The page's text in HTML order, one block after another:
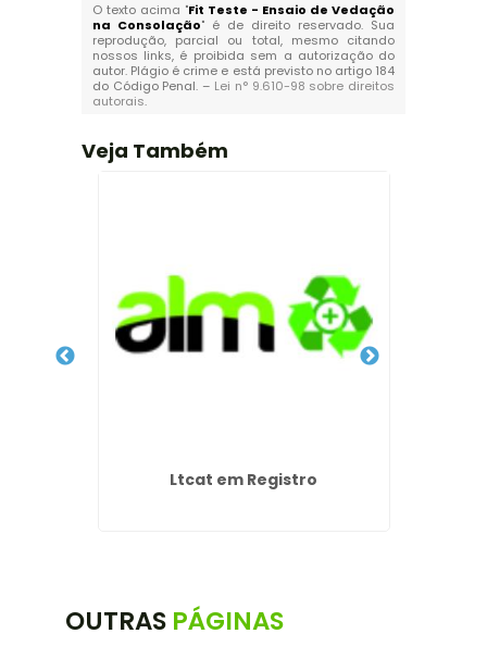
O texto acima "Fit Teste - Ensaio de Vedação
na Consolação" é de direito reservado. Sua
reprodução, parcial ou total, mesmo citando
nossos links, é proibida sem a autorização do
autor. Plágio é crime e está previsto no artigo 184
do Código Penal. – Lei n° 9.610-98 sobre direitos
autorais.
Veja Também
Ltcat em Registro
OUTRAS PÁGINAS